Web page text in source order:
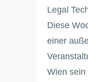
Legal
Diese
einer
Wien sein